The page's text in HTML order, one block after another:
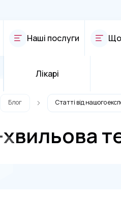
Наші послуги Що
Лікарі
Блог Статті від нашого